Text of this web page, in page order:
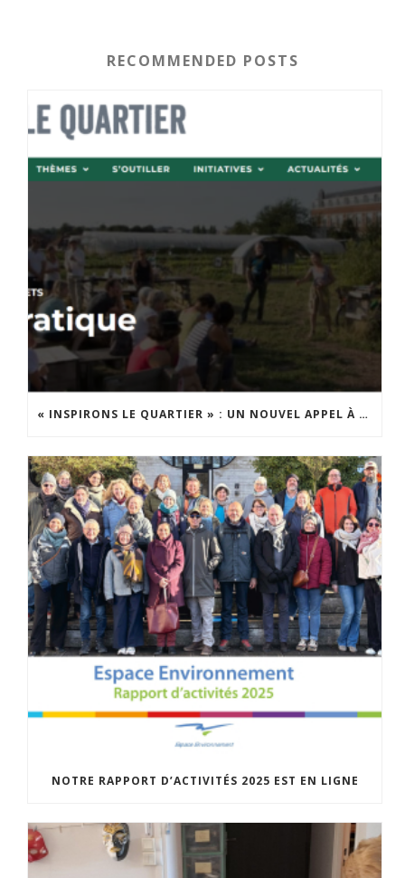
RECOMMENDED POSTS
« INSPIRONS LE QUARTIER » : UN NOUVEL APPEL À PROJETS EST LANCÉ !
NOTRE RAPPORT D’ACTIVITÉS 2025 EST EN LIGNE